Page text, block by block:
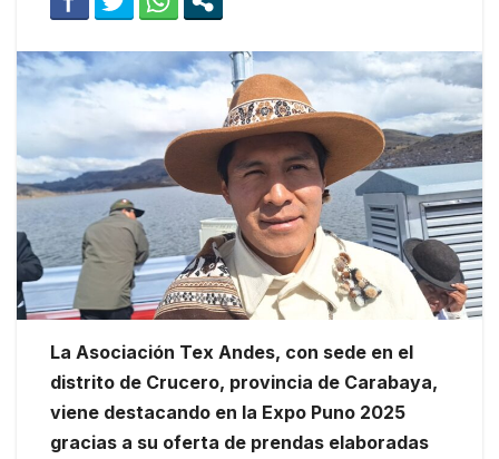
La Asociación Tex Andes, con sede en el
distrito de Crucero, provincia de Carabaya,
viene destacando en la Expo Puno 2025
gracias a su oferta de prendas elaboradas